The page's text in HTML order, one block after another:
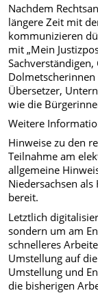
Nachdem
längere Zeit mit
kommunizieren
mit „Mein
Übersetzer,
wie die
Weitere
Hinweise zu den
Teilnahme am
allgemeine
Niedersachsen
bereit.
Letztlich
sondern um am
schnelleres
Umstellung auf
Umstellung und
die bisherigen